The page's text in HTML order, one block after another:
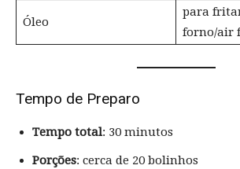
Óleo
para
forno/air
Tempo de Preparo
Tempo total: 30 minutos
Porções: cerca de 20 bolinhos